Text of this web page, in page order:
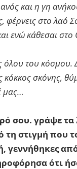
και η γη
φέρνεις στο
ενώ κάθεσαι
όλου του
κόκκος σκόνης,
μας…
σου. γράψε τα
στιγμή που
γεννήθηκες
ότι